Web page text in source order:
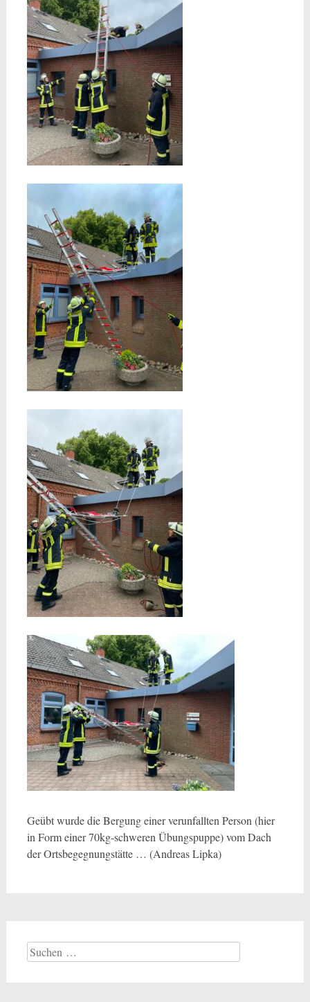
Geübt wurde die Bergung einer verunfallten Person (hier
in Form einer 70kg-schweren Übungspuppe) vom Dach
der Ortsbegegnungstätte … (Andreas Lipka)
Suchen
nach: